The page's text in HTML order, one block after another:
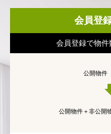
会員登
会員登録で物件
公開物件
公開物件＋非公開